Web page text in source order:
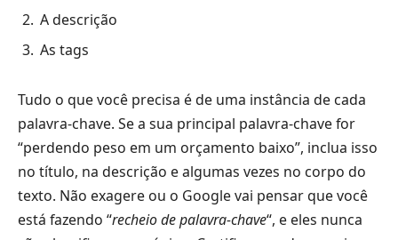
A descrição
As tags
Tudo o que você precisa é de uma instância de cada
palavra-chave. Se a sua principal palavra-chave for
“perdendo peso em um orçamento baixo”, inclua isso
no título, na descrição e algumas vezes no corpo do
texto. Não exagere ou o Google vai pensar que você
está fazendo “recheio de palavra-chave“, e eles nunca